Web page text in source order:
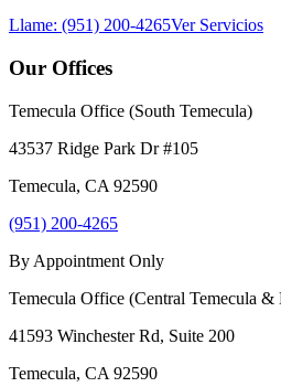
Llame: (951) 200-4265Ver Servicios
Our Offices
Temecula Office (South Temecula)
43537 Ridge Park Dr #105
Temecula, CA 92590
(951) 200-4265
By Appointment Only
Temecula Office (Central Temecula &
41593 Winchester Rd, Suite 200
Temecula, CA 92590